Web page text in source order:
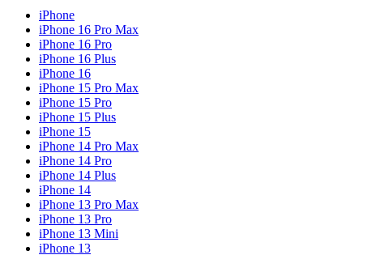
iPhone
iPhone 16 Pro Max
iPhone 16 Pro
iPhone 16 Plus
iPhone 16
iPhone 15 Pro Max
iPhone 15 Pro
iPhone 15 Plus
iPhone 15
iPhone 14 Pro Max
iPhone 14 Pro
iPhone 14 Plus
iPhone 14
iPhone 13 Pro Max
iPhone 13 Pro
iPhone 13 Mini
iPhone 13